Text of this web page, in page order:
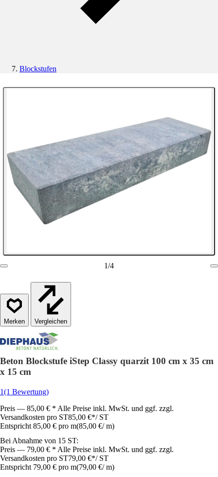
Blockstufen
1/4
Vergleichen
Beton Blockstufe iStep Classy quarzit 100 cm x 35 cm
x 15 cm
1(1 Bewertung)
Preis — 85,00 € * Alle Preise inkl. MwSt. und ggf. zzgl.
Versandkosten pro ST85,00 €*/ ST
Entspricht 85,00 € pro m(85,00 €/ m)
Bei Abnahme von 15 ST:
Preis — 79,00 € * Alle Preise inkl. MwSt. und ggf. zzgl.
Versandkosten pro ST79,00 €*/ ST
Entspricht 79,00 € pro m(79,00 €/ m)